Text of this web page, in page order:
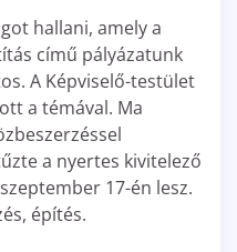
hallani, amely a
című pályázatunk
A Képviselő-testület
a témával. Ma
a nyertes kivitelező
17-én lesz.
építés.